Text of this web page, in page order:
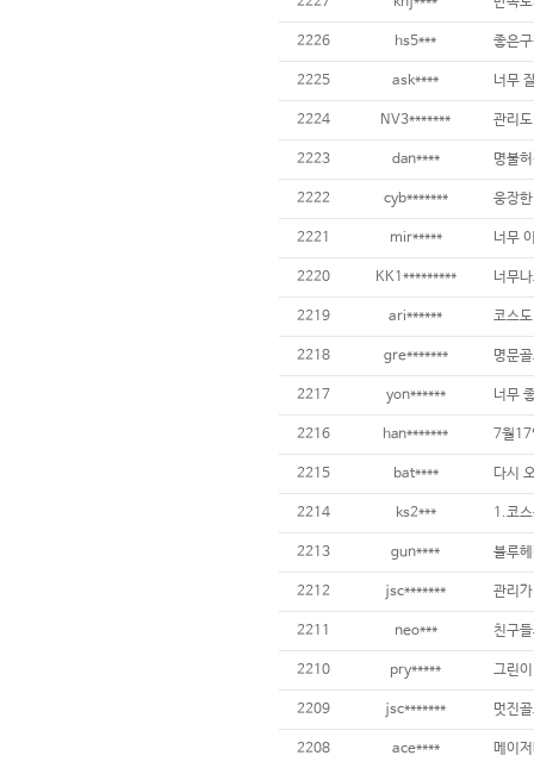
2226 hs5*** 좋은
2225 ask****
2224 NV3*******
2223 dan****
2222 cyb******* 웅장
2221 mir***** 너무
2220 KK1*********
2219 ari******
2218 gre******* 명문
2217 yon******
2216 han*******
2215 bat****
2214 ks2***
2213 gun****
2212 jsc*******
2211 neo***
2210 pry*****
2209 jsc*******
2208 ace****